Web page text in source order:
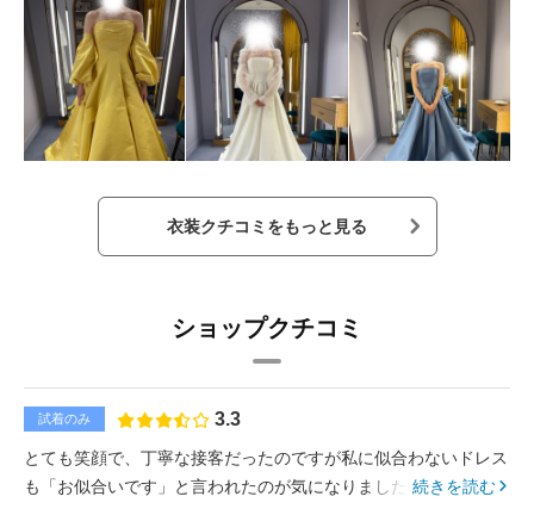
衣装クチコミをもっと見る
ショップクチコミ
試着のみ 3.3
とても笑顔で、丁寧な接客だったのですが私に似合わないドレス
も「お似合いです」と言われたのが気になりました。続きを読む